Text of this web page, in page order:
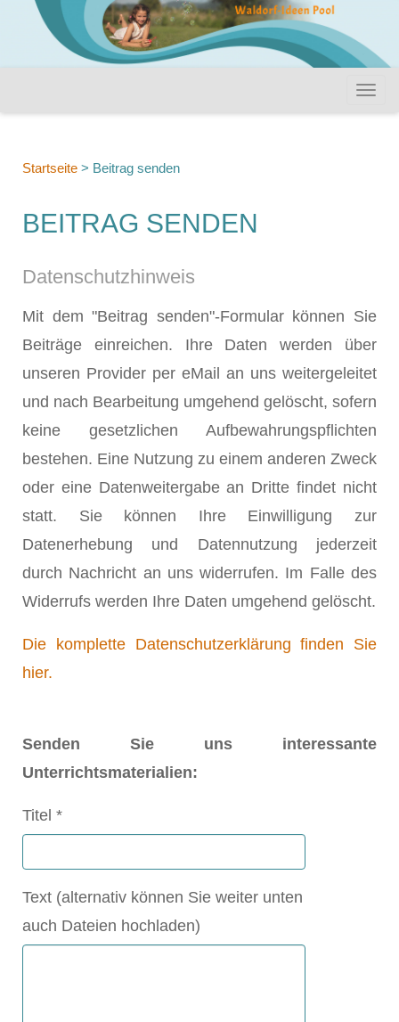
Startseite > Beitrag senden
BEITRAG SENDEN
Datenschutzhinweis
Mit dem "Beitrag senden"-Formular können Sie
Beiträge einreichen. Ihre Daten werden über
unseren Provider per eMail an uns weitergeleitet
und nach Bearbeitung umgehend gelöscht, sofern
keine gesetzlichen Aufbewahrungspflichten
bestehen. Eine Nutzung zu einem anderen Zweck
oder eine Datenweitergabe an Dritte findet nicht
statt. Sie können Ihre Einwilligung zur
Datenerhebung und Datennutzung jederzeit
durch Nachricht an uns widerrufen. Im Falle des
Widerrufs werden Ihre Daten umgehend gelöscht.
Die komplette Datenschutzerklärung finden Sie
hier.
Senden Sie uns interessante
Unterrichtsmaterialien:
Titel
Text (alternativ können Sie weiter unten
auch Dateien hochladen)